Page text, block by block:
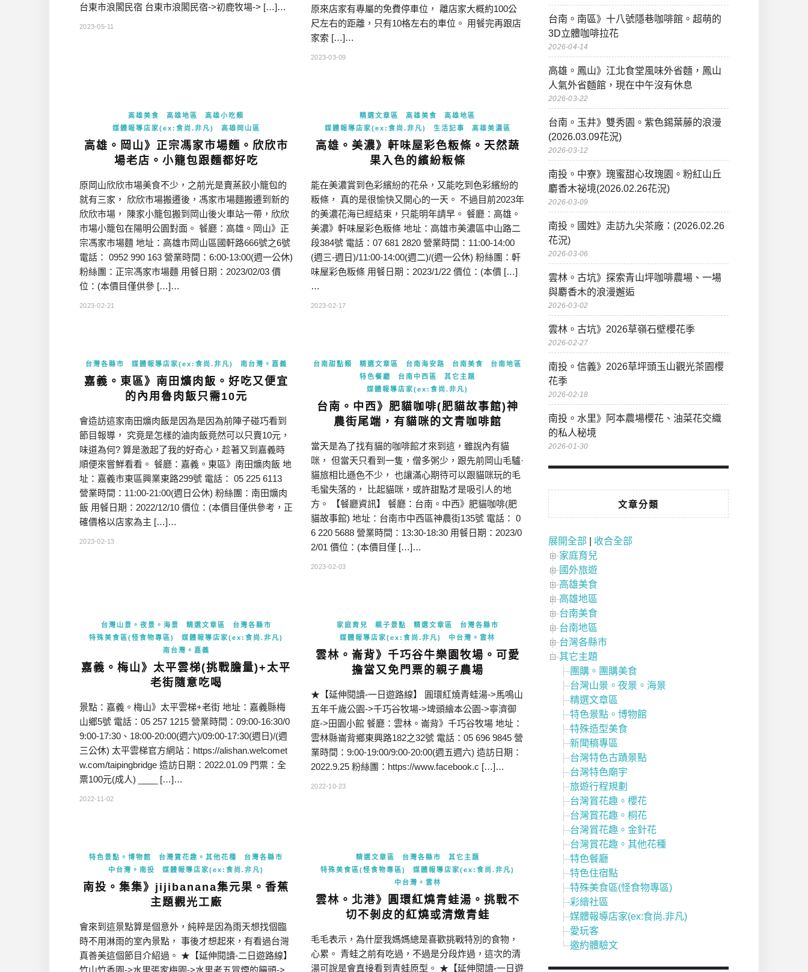
台東市浪閣民宿 台東市浪閣民宿->初鹿牧場-> […]…
2023-05-11
原來店家有專屬的免費停車位， 離店家大概約100公
尺左右的距離，只有10格左右的車位。 用餐完再跟店
家索 […]…
2023-03-09
高雄美食 高雄地區
高雄小吃類
媒體報導店家(ex:食尚.非凡)
高雄岡山區
高雄。岡山》正宗馮家市場麵。欣欣市
場老店。小籠包跟麵都好吃
原岡山欣欣市場美食不少，之前光是賣蒸餃小籠包的
就有三家， 欣欣市場搬遷後，馮家市場麵搬遷到新的
欣欣市場， 陳家小籠包搬到岡山後火車站一帶，欣欣
市場小籠包在陽明公園對面。 餐廳：高雄。岡山》正
宗馮家市場麵 地址：高雄市岡山區國軒路666號之6號
電話： 0952 990 163 營業時間：6:00-13:00(週一公休)
粉絲團：正宗馮家市場麵 用餐日期：2023/02/03 價
位：(本價目僅供參 […]…
2023-02-21
精選文章區 高雄美食
高雄地區
媒體報導店家(ex:食尚.非凡)
生活記事 高雄美濃區
高雄。美濃》軒味屋彩色粄條。天然蔬
果入色的繽紛粄條
能在美濃賞到色彩繽紛的花朵，又能吃到色彩繽紛的
粄條， 真的是很愉快又開心的一天。 不過目前2023年
的美濃花海已經結束，只能明年請早。 餐廳：高雄。
美濃》軒味屋彩色粄條 地址：高雄市美濃區中山路二
段384號 電話：07 681 2820 營業時間：11:00-14:00
(週三-週日)/11:00-14:00(週二)/(週一公休) 粉絲團：軒
味屋彩色粄條 用餐日期：2023/1/22 價位：(本價 […]
…
2023-02-17
台灣各縣市 媒體報導店家(ex:食尚.非凡) 南台灣。嘉義
嘉義。東區》南田爌肉飯。好吃又便宜
的內用魯肉飯只需10元
會造訪這家南田爌肉飯是因為是因為前陣子碰巧看到
節目報導， 究竟是怎樣的滷肉飯竟然可以只賣10元，
味道為何? 算是激起了我的好奇心，趁著又到嘉義時
順便來嘗鮮看看。 餐廳：嘉義。東區》南田爌肉飯 地
址：嘉義市東區興業東路299號 電話： 05 225 6113
營業時間：11:00-21:00(週日公休) 粉絲團：南田爌肉
飯 用餐日期：2022/12/10 價位：(本價目僅供參考，正
確價格以店家為主 […]…
2023-02-13
台南甜點類 精選文章區 台南海安路 台南美食
台南地區
特色餐廳
台南中西區
其它主題
媒體報導店家(ex:食尚.非凡)
台南。中西》肥貓咖啡(肥貓故事館)神
農街尾端，有貓咪的文青咖啡館
當天是為了找有貓的咖啡館才來到這，雖說內有貓
咪， 但當天只看到一隻，僧多粥少，跟先前岡山毛驢·
貓旅相比遜色不少， 也讓滿心期待可以跟貓咪玩的毛
毛蠻失落的， 比起貓咪，或許甜點才是吸引人的地
方。 【餐廳資訊】 餐廳：台南。中西》肥貓咖啡(肥
貓故事館) 地址：台南市中西區神農街135號 電話： 0
6 220 5688 營業時間：13:30-18:30 用餐日期：2023/0
2/01 價位：(本價目僅 […]…
2023-02-03
台灣山景。夜景。海景 精選文章區
台灣各縣市
特殊美食區(怪食物專區)
媒體報導店家(ex:食尚.非凡)
南台灣。嘉義
嘉義。梅山》太平雲梯(挑戰膽量)+太平
老街隨意吃喝
景點：嘉義。梅山》太平雲梯+老街 地址：嘉義縣梅
山鄉5號 電話：05 257 1215 營業時間：09:00-16:30/0
9:00-17:30、18:00-20:00(週六)/09:00-17:30(週日)/(週
三公休) 太平雲梯官方網站：https://alishan.welcomet
w.com/taipingbridge 造訪日期：2022.01.09 門票：全
票100元(成人) ____ […]…
2022-11-02
家庭育兒 親子景點 精選文章區
台灣各縣市
媒體報導店家(ex:食尚.非凡)
中台灣。雲林
雲林。崙背》千巧谷牛樂園牧場。可愛
擔當又免門票的親子農場
★【延伸閱讀-一日遊路線】 圓環紅燒青蛙湯->馬鳴山
五年千歲公園->千巧谷牧場->埤頭繪本公園->寧濟御
庭->田園小館 餐廳：雲林。崙背》千巧谷牧場 地址：
雲林縣崙背鄉東興路182之32號 電話：05 696 9845 營
業時間：9:00-19:00/9:00-20:00(週五週六) 造訪日期：
2022.9.25 粉絲團：https://www.facebook.c […]…
2022-10-23
特色景點。博物館 台灣賞花趣。其他花種
台灣各縣市
中台灣。南投
媒體報導店家(ex:食尚.非凡)
南投。集集》jijibanana集元果。香蕉
主題觀光工廠
會來到這景點算是個意外，純粹是因為雨天想找個臨
時不用淋雨的室內景點， 事後才想起來，有看過台灣
真善美這個節目介紹過。 ★【延伸閱讀-二日遊路線】
竹山竹香園->水里張家梅園->水里老五冒煙的饅頭->
精選文章區 台灣各縣市
其它主題
特殊美食區(怪食物專區)
媒體報導店家(ex:食尚.非凡)
中台灣。雲林
雲林。北港》圓環紅燒青蛙湯。挑戰不
切不剝皮的紅燒或清燉青蛙
毛毛表示，為什麼我媽媽總是喜歡挑戰特別的食物，
心累。 青蛙之前有吃過，不過是分段炸過，這次的清
湯可說是會直接看到青蛙原型。 ★【延伸閱讀-一日遊
台南。南區》十八號隱巷咖啡館。超萌的
3D立體咖啡拉花
2026-04-14
高雄。鳳山》江北食堂風味外省麵，鳳山
人氣外省麵館，現在中午沒有休息
2026-03-22
台南。玉井》雙秀園。紫色錫葉藤的浪漫
(2026.03.09花況)
2026-03-12
南投。中寮》瑰蜜甜心玫瑰園。粉紅山丘
麝香木祕境(2026.02.26花況)
2026-03-09
南投。國姓》走訪九尖茶廠：(2026.02.26
花況)
2026-03-06
雲林。古坑》探索青山坪咖啡農場、一場
與麝香木的浪漫邂逅
2026-03-02
雲林。古坑》2026草嶺石壁櫻花季
2026-02-27
南投。信義》2026草坪頭玉山觀光茶園櫻
花季
2026-02-18
南投。水里》阿本農場櫻花、油菜花交織
的私人秘境
2026-01-30
文章分類
展開全部
收合全部
家庭育兒
國外旅遊
高雄美食
高雄地區
台南美食
台南地區
台灣各縣市
其它主題
團購。團購美食
台灣山景。夜景。海景
精選文章區
特色景點。博物館
特殊造型美食
新聞稿專區
台灣特色古蹟景點
台灣特色廟宇
旅遊行程規劃
台灣賞花趣。櫻花
台灣賞花趣。桐花
台灣賞花趣。金針花
台灣賞花趣。其他花種
特色餐廳
特色住宿點
特殊美食區(怪食物專區)
彩繪社區
媒體報導店家(ex:食尚.非凡)
愛玩客
邀約體驗文